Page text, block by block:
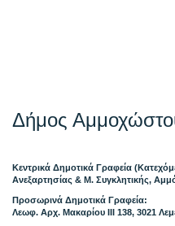
Δήμος
Κεντρικά Δημοτικά Γραφεία
Ανεξαρτησίας & Μ. Συγκλητικής,
Προσωρινά Δημοτικά Γραφεία:
Λεωφ. Αρχ. Μακαρίου ΙΙΙ 138, 3021